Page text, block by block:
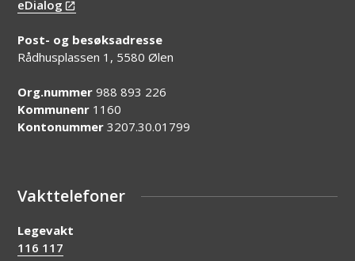
eDialog
Post- og besøksadresse
Rådhusplassen 1, 5580 Ølen
Org.nummer988 893 226
Kommunenr 1160
Kontonummer3207.30.01799
Vakttelefoner
Legevakt
116 117